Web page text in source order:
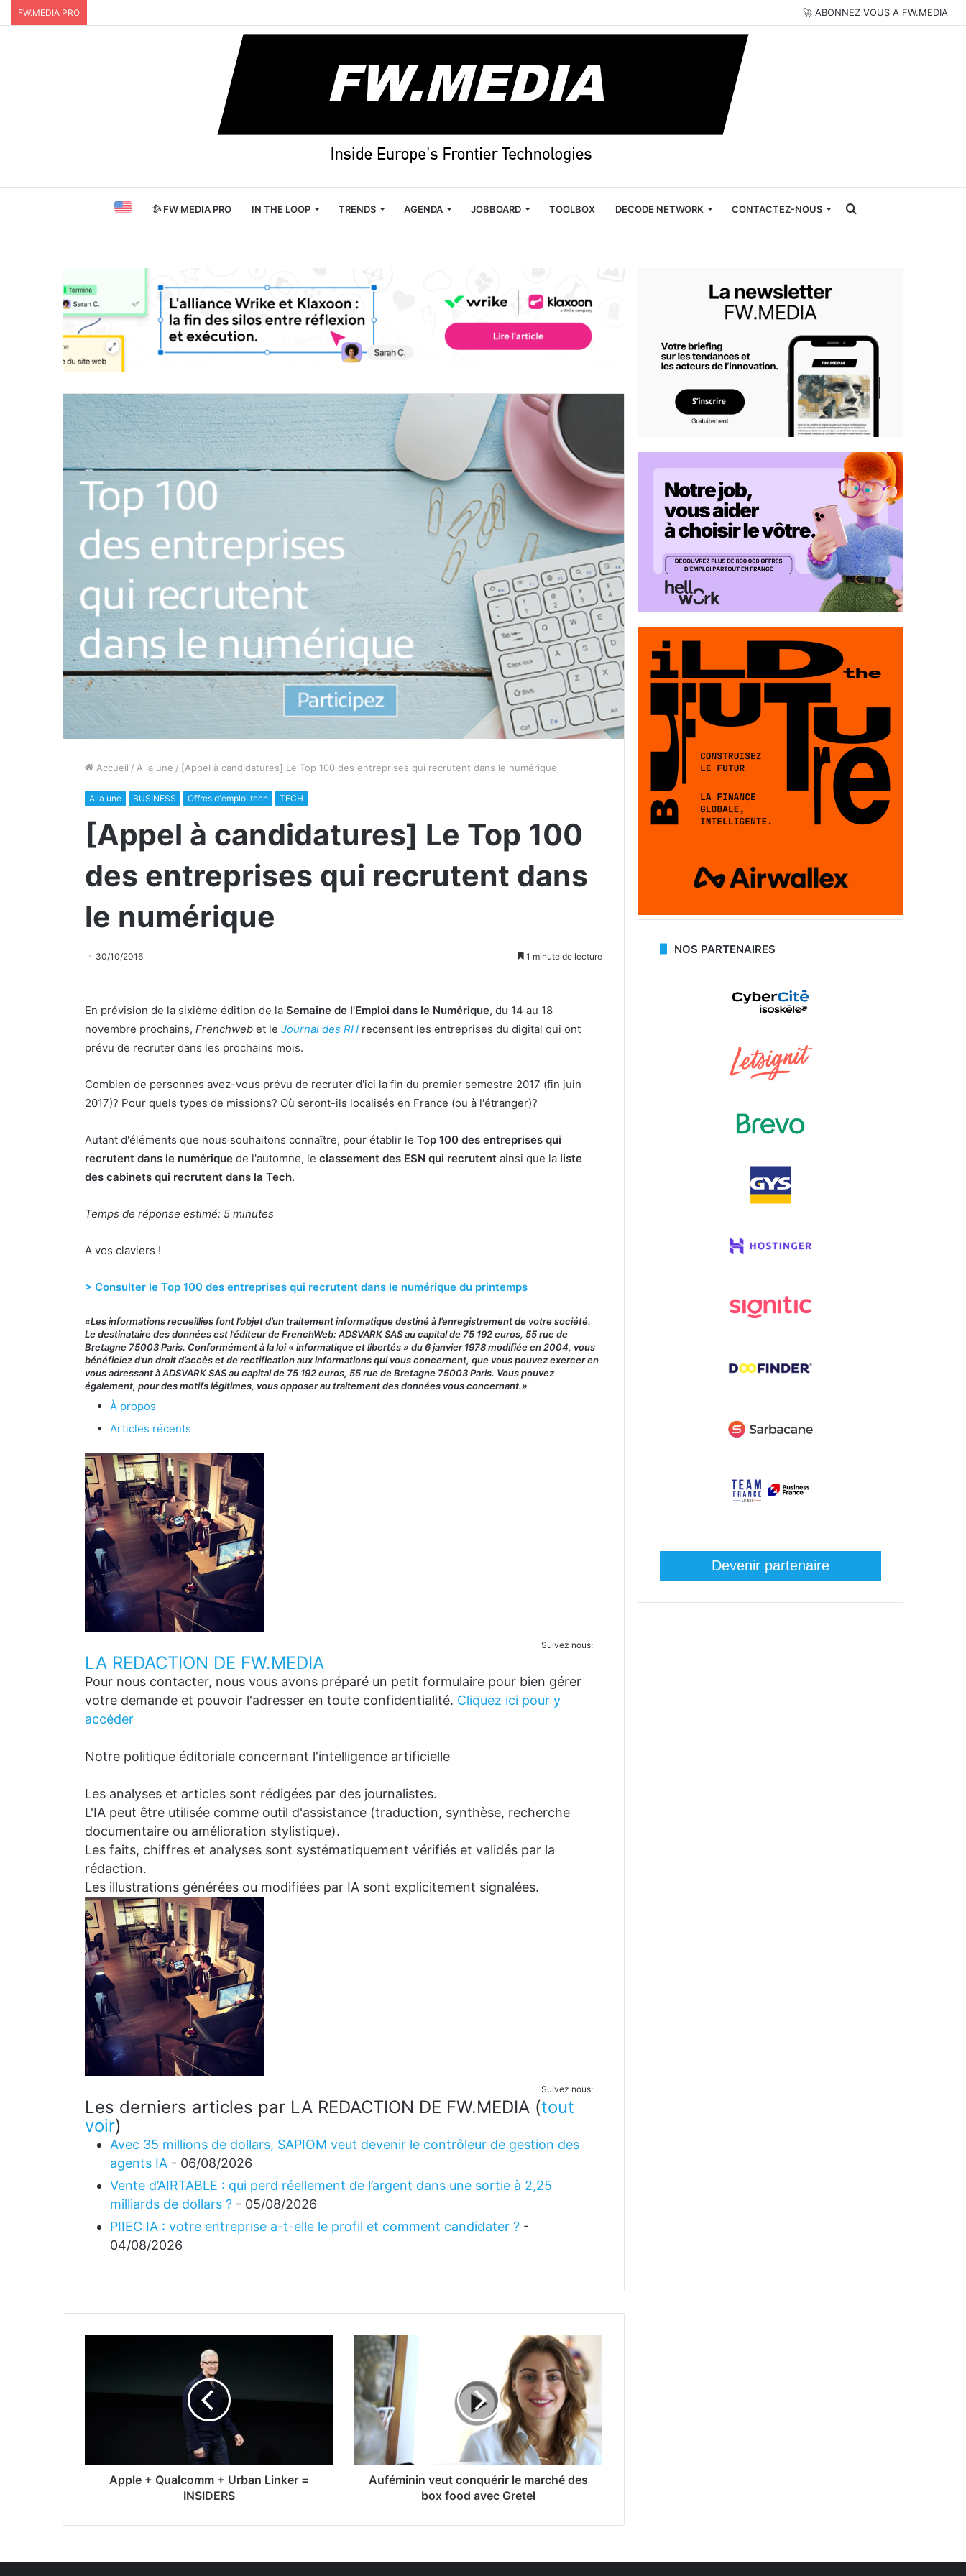
FW.MEDIA PRO 🚀 ABONNEZ VOUS A FW.MEDIA
FW MEDIA PRO IN THE LOOP TRENDS AGENDA JOBBOARD TOOLBOX DECODE NETWORK CONTACTEZ-NOUS Rechercher
Accueil / A la une / [Appel à candidatures] Le Top 100 des entreprises qui recrutent dans le numérique
A la une BUSINESS Offres d'emploi tech TECH
[Appel à candidatures] Le Top 100
des entreprises qui recrutent dans
le numérique
30/10/2016 1 minute de lecture
En prévision de la sixième édition de la Semaine de l'Emploi dans le Numérique, du 14 au 18
novembre prochains, Frenchweb et le Journal des RH recensent les entreprises du digital qui ont
prévu de recruter dans les prochains mois.
Combien de personnes avez-vous prévu de recruter d'ici la fin du premier semestre 2017 (fin juin
2017)? Pour quels types de missions? Où seront-ils localisés en France (ou à l'étranger)?
Autant d'éléments que nous souhaitons connaître, pour établir le Top 100 des entreprises qui
recrutent dans le numérique de l'automne, le classement des ESN qui recrutent ainsi que la liste
des cabinets qui recrutent dans la Tech.
Temps de réponse estimé: 5 minutes
A vos claviers !
> Consulter le Top 100 des entreprises qui recrutent dans le numérique du printemps
«Les informations recueillies font l’objet d’un traitement informatique destiné à l’enregistrement de votre société.
Le destinataire des données est l’éditeur de FrenchWeb: ADSVARK SAS au capital de 75 192 euros, 55 rue de
Bretagne 75003 Paris. Conformément à la loi « informatique et libertés » du 6 janvier 1978 modifiée en 2004, vous
bénéficiez d’un droit d’accès et de rectification aux informations qui vous concernent, que vous pouvez exercer en
vous adressant à ADSVARK SAS au capital de 75 192 euros, 55 rue de Bretagne 75003 Paris. Vous pouvez
également, pour des motifs légitimes, vous opposer au traitement des données vous concernant.»
À propos
Articles récents
Suivez nous:
LA REDACTION DE FW.MEDIA
Pour nous contacter, nous vous avons préparé un petit formulaire pour bien gérer
votre demande et pouvoir l'adresser en toute confidentialité. Cliquez ici pour y
accéder
Notre politique éditoriale concernant l'intelligence artificielle
Les analyses et articles sont rédigées par des journalistes.
L'IA peut être utilisée comme outil d'assistance (traduction, synthèse, recherche
documentaire ou amélioration stylistique).
Les faits, chiffres et analyses sont systématiquement vérifiés et validés par la
rédaction.
Les illustrations générées ou modifiées par IA sont explicitement signalées.
Suivez nous:
Les derniers articles par LA REDACTION DE FW.MEDIA (tout
voir)
Avec 35 millions de dollars, SAPIOM veut devenir le contrôleur de gestion des
agents IA - 06/08/2026
Vente d’AIRTABLE : qui perd réellement de l’argent dans une sortie à 2,25
milliards de dollars ? - 05/08/2026
PIIEC IA : votre entreprise a-t-elle le profil et comment candidater ? -
04/08/2026
Apple + Qualcomm + Urban Linker =
INSIDERS
Auféminin veut conquérir le marché des
box food avec Gretel
NOS PARTENAIRES
Devenir partenaire